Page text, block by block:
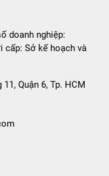
hệ:
Phú, Phường 11,
doanh nghiệp:
cấp: Sở kế hoạch và
Quận 6, Tp. HCM